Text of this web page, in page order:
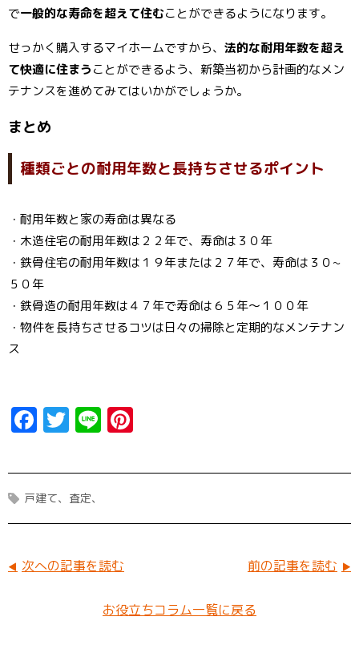
で一般的な寿命を超えて住むことができるようになります。
せっかく購入するマイホームですから、 法的な耐用年数を超え
て快適に住まうことができるよう、新築当初から計画的なメン
テナンスを進めてみてはいかがでしょうか。
まとめ
種類ごとの耐用年数と長持ちさせるポイント
・耐用年数と家の寿命は異なる
・木造住宅の耐用年数は２２年で、寿命は３０年
・鉄骨住宅の耐用年数は１９年または２７年で、寿命は３０~
５０年
・鉄骨造の耐用年数は４７年で寿命は６５年～１００年
・物件を長持ちさせるコツは日々の掃除と定期的なメンテナン
ス
F
ce
b
o
k
T
it
t
er
Li
e t
e
戸建て 査定
次への記事を読む 前の記事を読む
お役立ちコラム一覧に戻る